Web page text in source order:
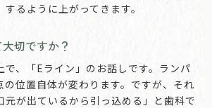
るように上がってきます。
切ですか？
で、「Eライン」のお話しです。ランパ
の位置自体が変わります。ですが、それ
元が出ているから引っ込める」と歯科で